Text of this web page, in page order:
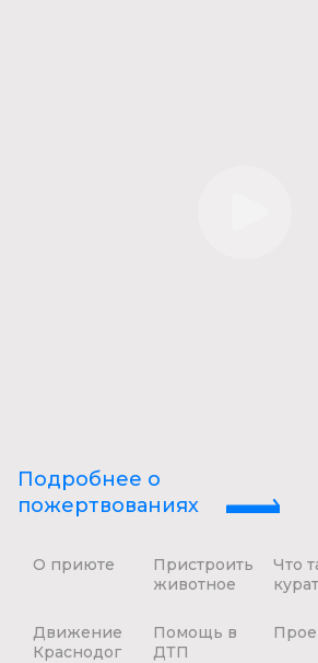
Подробнее о
пожертвованиях
О приюте
Пристроить
животное
Что
Движение
Краснодог
Помощь в
ДТП